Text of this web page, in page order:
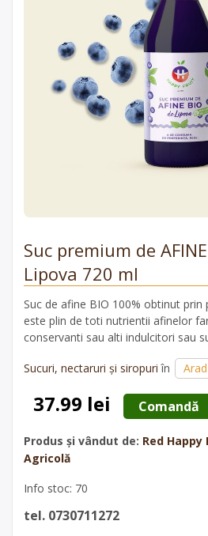
Suc premium de
Lipova 720 ml
Suc de afine BIO 100% obtinut prin
este plin de toti nutrientii afinelor
conservanti sau alti indulcitori sau
alese bob cu bob si pline de
Sucuri, nectaruri și siropuri în Arad
37.99 lei Comandă
Produs și vândut de: Red
Agricolă
Info stoc: 70
tel. 0730711272